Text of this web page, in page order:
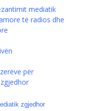
mediatik
të radios dhe
për
zgjedhor